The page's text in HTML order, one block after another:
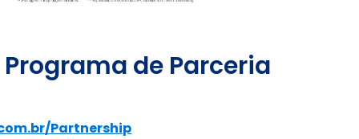
de Parceria
Partnership